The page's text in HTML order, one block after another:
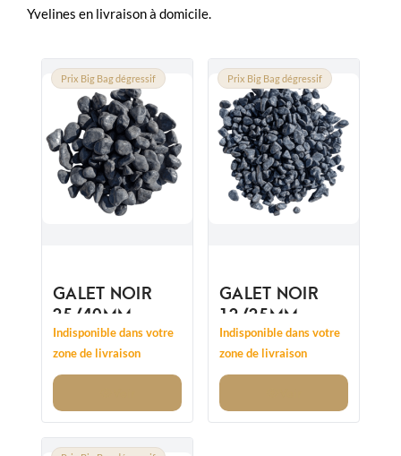
Yvelines en livraison à domicile.
Prix Big Bag dégressif
GALET NOIR
25/40MM
Indisponible dans votre
zone de livraison
Prix Big Bag dégressif
GALET NOIR
12/25MM
Indisponible dans votre
zone de livraison